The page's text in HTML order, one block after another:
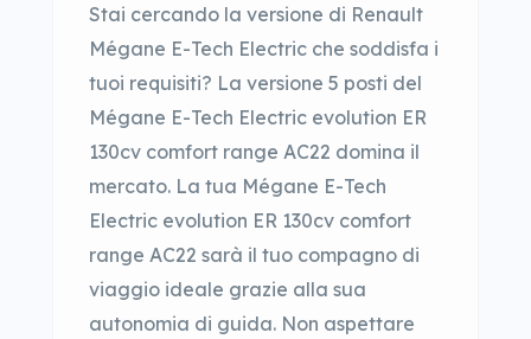
Stai cercando la versione di Renault
Mégane E-Tech Electric che soddisfa i
tuoi requisiti? La versione 5 posti del
Mégane E-Tech Electric evolution ER
130cv comfort range AC22 domina il
mercato. La tua Mégane E-Tech
Electric evolution ER 130cv comfort
range AC22 sarà il tuo compagno di
viaggio ideale grazie alla sua
autonomia di guida. Non aspettare